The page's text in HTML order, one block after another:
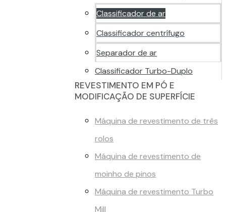
Classificador de ar
Classificador centrífugo
Separador de ar
Classificador Turbo-Duplo
REVESTIMENTO EM PÓ E
MODIFICAÇÃO DE SUPERFÍCIE
Máquina de revestimento de três
rolos
Máquina de revestimento de
moinho de pinos
Máquina de revestimento Turbo
Mill